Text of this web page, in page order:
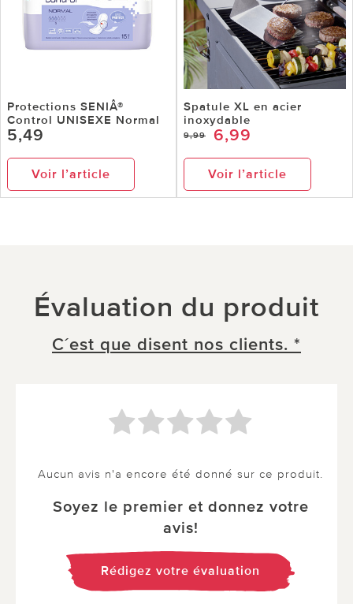
Protections SENIÂ®
Control UNISEXE Normal
5,49
Voir l’article
Spatule XL en acier
inoxydable
9,99 6,99
Voir l’article
Évaluation du produit
C´est que disent nos clients. *
Aucun avis n'a encore été donné sur ce produit.
Soyez le premier et donnez votre
avis!
Rédigez votre évaluation